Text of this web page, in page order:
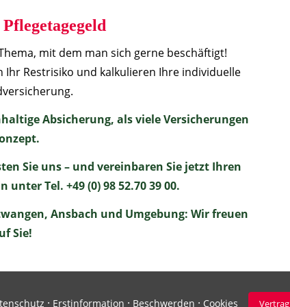
mit dem man sich gerne beschäftigt!
Restrisiko und kalkulieren Ihre individuelle
Absicherung, als viele Versicherungen
Sie uns – und vereinbaren Sie jetzt Ihren
Tel. +49 (0) 98 52.70 39 00.
Ansbach und Umgebung: Wir freuen
Sie!
· Erstinformation · Beschwerden · Cookies